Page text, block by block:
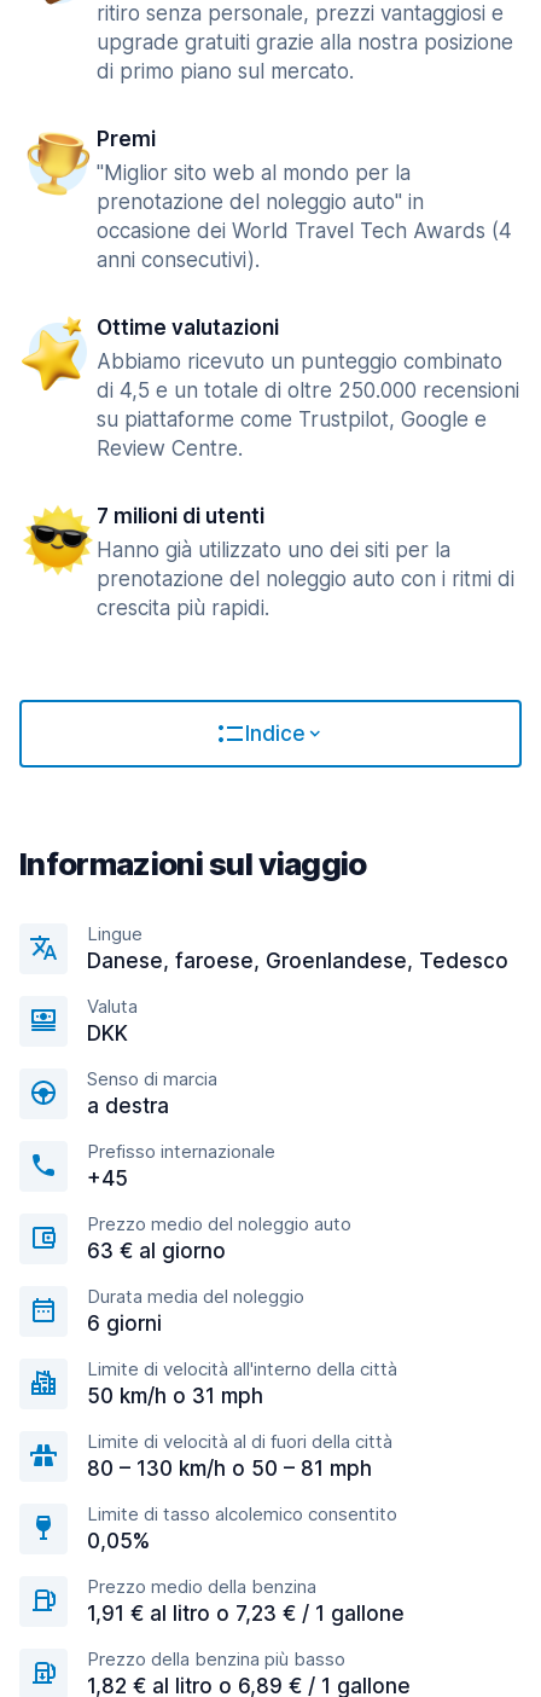
ritiro senza personale, prezzi vantaggiosi e
upgrade gratuiti grazie alla nostra posizione
di primo piano sul mercato.
Premi
"Miglior sito web al mondo per la
prenotazione del noleggio auto" in
occasione dei World Travel Tech Awards (4
anni consecutivi).
Ottime valutazioni
Abbiamo ricevuto un punteggio combinato
di 4,5 e un totale di oltre 250.000 recensioni
su piattaforme come Trustpilot, Google e
Review Centre.
7 milioni di utenti
Hanno già utilizzato uno dei siti per la
prenotazione del noleggio auto con i ritmi di
crescita più rapidi.
Indice
Informazioni sul viaggio
Lingue
Danese, faroese, Groenlandese, Tedesco
Valuta
DKK
Senso di marcia
a destra
Prefisso internazionale
+45
Prezzo medio del noleggio auto
63 € al giorno
Durata media del noleggio
6 giorni
Limite di velocità all'interno della città
50 km/h o 31 mph
Limite di velocità al di fuori della città
80 – 130 km/h o 50 – 81 mph
Limite di tasso alcolemico consentito
0,05%
Prezzo medio della benzina
1,91 € al litro o 7,23 € / 1 gallone
Prezzo della benzina più basso
1,82 € al litro o 6,89 € / 1 gallone